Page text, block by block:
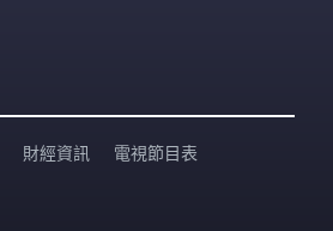
財經資訊 電視節目表